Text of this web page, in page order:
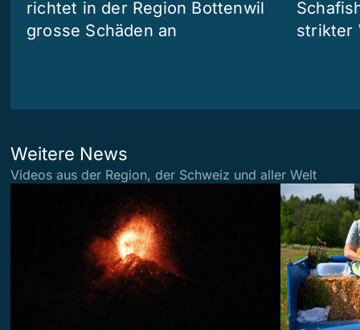
richtet in der Region Bottenwil
grosse Schäden an
strikter
Weitere News
Videos aus der Region, der Schweiz und aller Welt